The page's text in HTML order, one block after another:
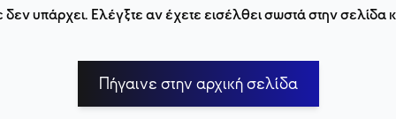
δεν υπάρχει. Ελέγξτε αν έχετε εισέλθει σωστά στην σελίδα
Πήγαινε στην αρχική σελίδα